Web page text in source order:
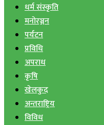
धर्म संस्कृति
मनोरञ्जन
पर्यटन
प्रविधि
अपराध
कृषि
खेलकुद
अन्तराष्ट्रिय
विविध